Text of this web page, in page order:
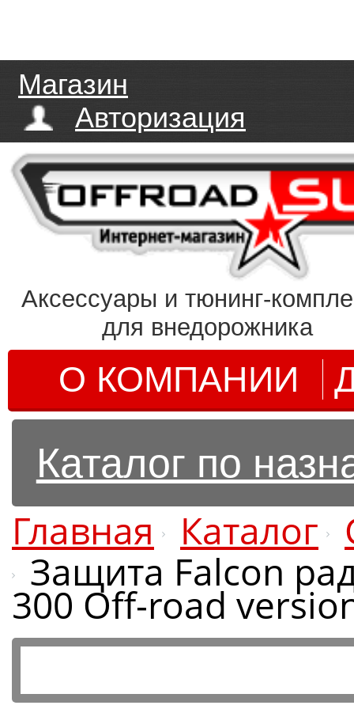
Магазин
Авторизация
Аксессуары и тюнинг-
для внедорожника
О КОМПАНИИ
Каталог по
Главная Каталог
Защита Falcon
300 Off-road